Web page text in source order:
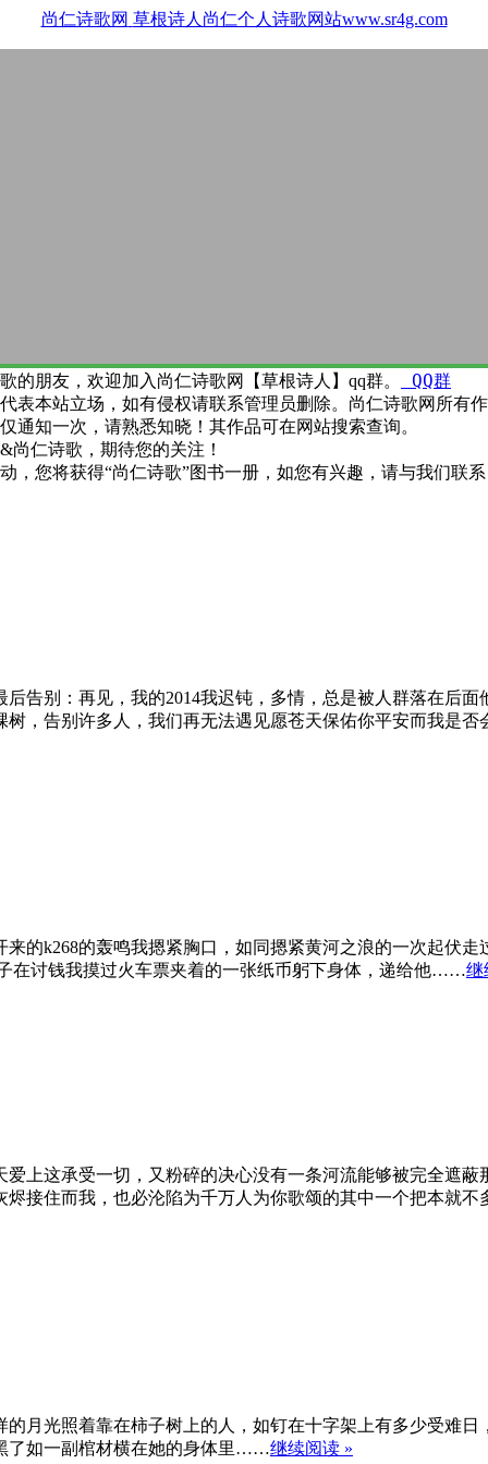
尚仁诗歌网 草根诗人尚仁个人诗歌网站www.sr4g.com
朋友，欢迎加入尚仁诗歌网【草根诗人】qq群。 QQ群
表本站立场，如有侵权请联系管理员删除。尚仁诗歌网所有
知一次，请熟悉知晓！其作品可在网站搜索查询。
仁诗歌，期待您的关注！
，您将获得“尚仁诗歌”图书一册，如您有兴趣，请与我们联
告别：再见，我的2014我迟钝，多情，总是被人群落在后
树，告别许多人，我们再无法遇见愿苍天保佑你平安而我
的k268的轰鸣我摁紧胸口，如同摁紧黄河之浪的一次起伏
在讨钱我摸过火车票夹着的一张纸币躬下身体，递给他……继
上这承受一切，又粉碎的决心没有一条河流能够被完全遮
接住而我，也必沦陷为千万人为你歌颂的其中一个把本就
月光照着靠在柿子树上的人，如钉在十字架上有多少受难
了如一副棺材横在她的身体里……继续阅读 »